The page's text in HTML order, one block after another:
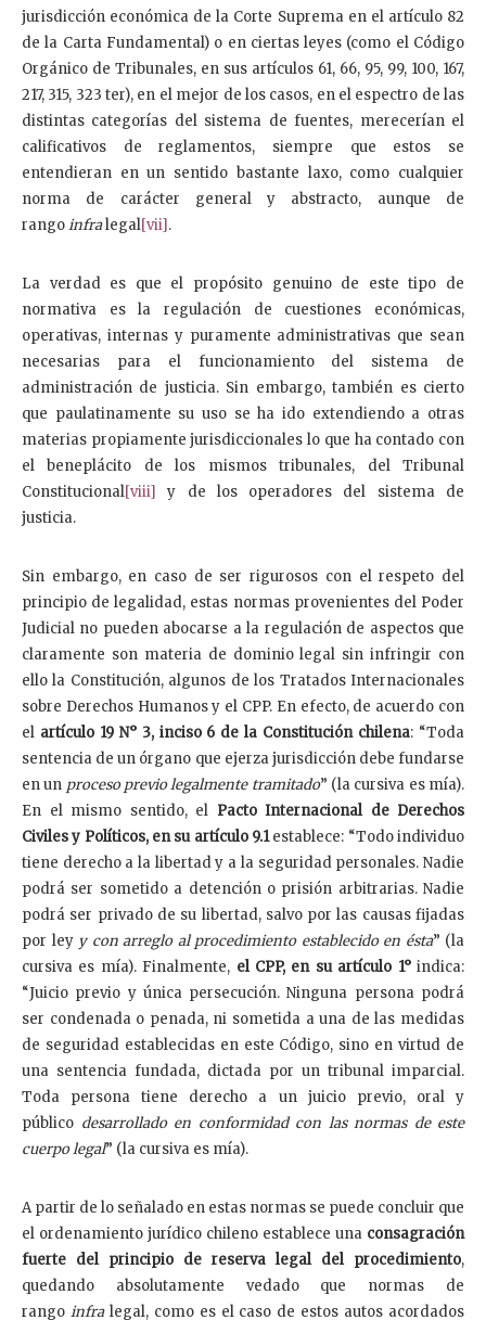
jurisdicción económica de la Corte Suprema en el artículo 82
de la Carta Fundamental) o en ciertas leyes (como el Código
Orgánico de Tribunales, en sus artículos 61, 66, 95, 99, 100, 167,
217, 315, 323 ter), en el mejor de los casos, en el espectro de las
distintas categorías del sistema de fuentes, merecerían el
calificativos de reglamentos, siempre que estos se
entendieran en un sentido bastante laxo, como cualquier
norma de carácter general y abstracto, aunque de
rangoinfralegal[vii].
La verdad es que el propósito genuino de este tipo de
normativa es la regulación de cuestiones económicas,
operativas, internas y puramente administrativas que sean
necesarias para el funcionamiento del sistema de
administración de justicia. Sin embargo, también es cierto
que paulatinamente su uso se ha ido extendiendo a otras
materias propiamente jurisdiccionales lo que ha contado con
el beneplácito de los mismos tribunales, del Tribunal
Constitucional[viii] y de los operadores del sistema de
justicia.
Sin embargo, en caso de ser rigurosos con el respeto del
principio de legalidad, estas normas provenientes del Poder
Judicial no pueden abocarse a la regulación de aspectos que
claramente son materia de dominio legal sin infringir con
ello la Constitución, algunos de los Tratados Internacionales
sobre Derechos Humanos y el CPP. En efecto, de acuerdo con
el artículo 19 N° 3, inciso 6 de la Constitución chilena: “Toda
sentencia de un órgano que ejerza jurisdicción debe fundarse
en un proceso previo legalmente tramitado” (la cursiva es mía).
En el mismo sentido, el Pacto Internacional de Derechos
Civiles y Políticos, en su artículo 9.1establece: “Todo individuo
tiene derecho a la libertad y a la seguridad personales. Nadie
podrá ser sometido a detención o prisión arbitrarias. Nadie
podrá ser privado de su libertad, salvo por las causas fijadas
por ley y con arreglo al procedimiento establecido en ésta” (la
cursiva es mía). Finalmente, el CPP, en su artículo 1°indica:
“Juicio previo y única persecución. Ninguna persona podrá
ser condenada o penada, ni sometida a una de las medidas
de seguridad establecidas en este Código, sino en virtud de
una sentencia fundada, dictada por un tribunal imparcial.
Toda persona tiene derecho a un juicio previo, oral y
público desarrollado en conformidad con las normas de este
cuerpo legal” (la cursiva es mía).
A partir de lo señalado en estas normas se puede concluir que
el ordenamiento jurídico chileno establece una consagración
fuerte del principio de reserva legal del procedimiento,
quedando absolutamente vedado que normas de
rango infralegal, como es el caso de estos autos acordados